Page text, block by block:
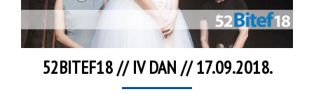
52BITEF18 // IV DAN // 17.09.2018.